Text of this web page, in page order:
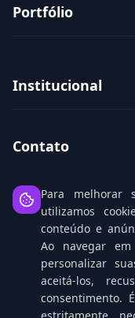
Portfólio
Institucional
Contato
08008807777
8008807777
Rua Gomes de
Para melhorar
utilizamos
conteúdo e
Ao navegar
personalizar
aceitá-los,
consentimento.